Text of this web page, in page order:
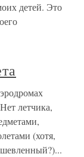
детей. Это
летчика,
(хотя,